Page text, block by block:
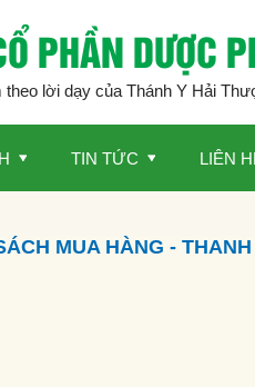
PHẦN DƯỢC
theo lời dạy của Thánh Y Hải
TIN TỨC LIÊN
MUA HÀNG -